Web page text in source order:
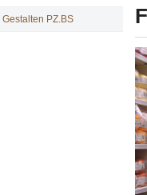
PZ.BS